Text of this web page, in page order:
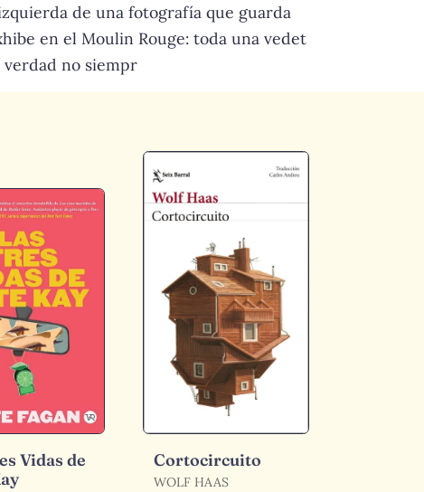
de una fotografía que guarda
en el Moulin Rouge: toda una vedet
verdad no siempr
Vidas de
Cortocircuito
WOLF HAAS